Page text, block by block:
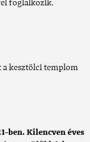
foglalkozik.
a kesztölci templom
ben. Kilencven éves